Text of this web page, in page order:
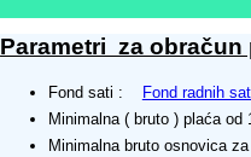
Parametri za obračun
Fond sati : Fond radnih
Minimalna ( bruto ) plaća od
Minimalna bruto osnovica